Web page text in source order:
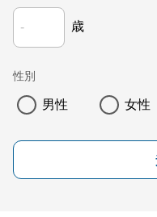
歳
性別
男性 女性